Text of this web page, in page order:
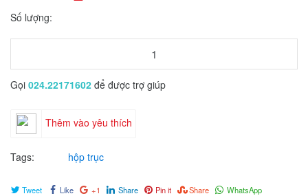
Số lượng:
Gọi 024.22171602 để được trợ giúp
Thêm vào yêu thích
Tags: hộp trục
Tweet Like +1 Share Pin it Share WhatsApp